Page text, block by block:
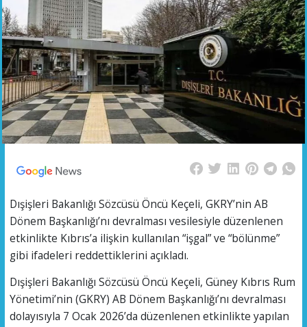
Dışişleri Bakanlığı Sözcüsü Öncü Keçeli, GKRY’nin AB
Dönem Başkanlığı’nı devralması vesilesiyle düzenlenen
etkinlikte Kıbrıs’a ilişkin kullanılan “işgal” ve “bölünme”
gibi ifadeleri reddettiklerini açıkladı.
Dışişleri Bakanlığı Sözcüsü Öncü Keçeli, Güney Kıbrıs Rum
Yönetimi’nin (GKRY) AB Dönem Başkanlığı’nı devralması
dolayısıyla 7 Ocak 2026’da düzenlenen etkinlikte yapılan